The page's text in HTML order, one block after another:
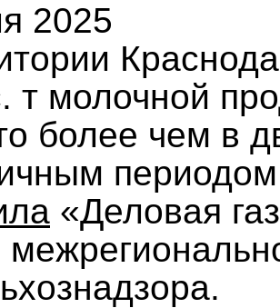
2025
т молочной
более чем в
«Деловая